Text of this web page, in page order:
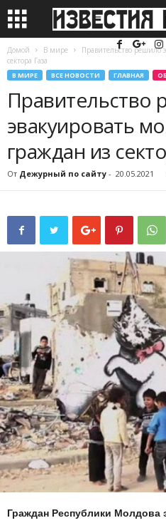
Домой В мире
Правительство решило
сектора Газа
В МИРЕ ВСЕ НОВОСТИ ГЛАВНАЯ
Правительство
эвакуировать
граждан из
От Дежурный по сайту - 20.05.2021
Граждан Республики Молдова